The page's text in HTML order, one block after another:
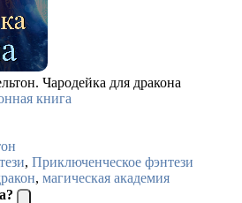
Чародейка для дракона
книга
, Приключенческое фэнтези
, магическая академия